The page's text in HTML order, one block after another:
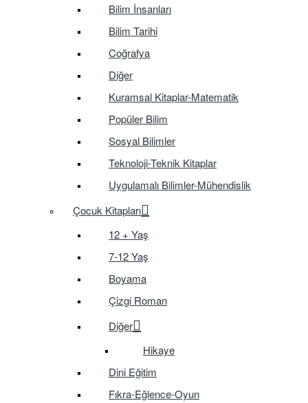
Bilim İnsanları
Bilim Tarihi
Coğrafya
Diğer
Kuramsal Kitaplar-Matematik
Popüler Bilim
Sosyal Bilimler
Teknoloji-Teknik Kitaplar
Uygulamalı Bilimler-Mühendislik
Çocuk Kitapları
12 + Yaş
7-12 Yaş
Boyama
Çizgi Roman
Diğer
Hikaye
Dini Eğitim
Fıkra-Eğlence-Oyun